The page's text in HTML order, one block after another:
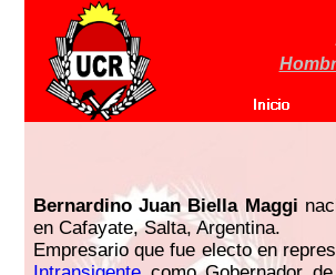
Bernardino Juan Biella Maggi
en Cafayate, Salta, Argentina.
Empresario que fue electo en